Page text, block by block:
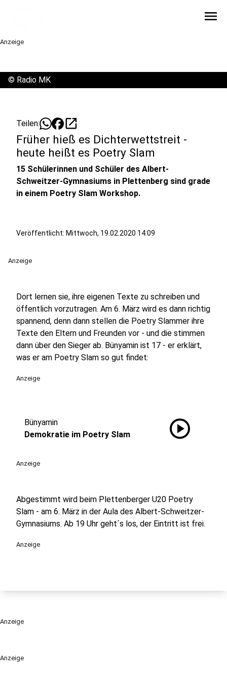
menu
Anzeige
Anzeige
© Radio MK
Teilen: open_in_new
Früher hieß es Dichterwettstreit -
heute heißt es Poetry Slam
15 Schülerinnen und Schüler des Albert-
Schweitzer-Gymnasiums in Plettenberg sind grade
in einem Poetry Slam Workshop.
Veröffentlicht: Mittwoch, 19.02.2020 14:09
Anzeige
Dort lernen sie, ihre eigenen Texte zu schreiben und
öffentlich vorzutragen. Am 6. März wird es dann richtig
spannend, denn dann stellen die Poetry Slammer ihre
Texte den Eltern und Freunden vor - und die stimmen
dann über den Sieger ab. Bünyamin ist 17 - er erklärt,
was er am Poetry Slam so gut findet:
Anzeige
Bünyamin
Demokratie im Poetry Slam
play_circle
Anzeige
Abgestimmt wird beim Plettenberger U20 Poetry
Slam - am 6. März in der Aula des Albert-Schweitzer-
Gymnasiums. Ab 19 Uhr geht´s los, der Eintritt ist frei.
Anzeige
Anzeige